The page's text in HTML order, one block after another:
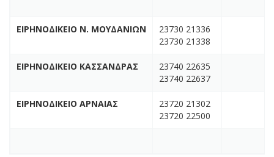
ΕΙΡΗΝΟΔΙΚΕΙΟ Ν. ΜΟΥΔΑΝΙΩΝ
23730 21336
23730 21338
ΕΙΡΗΝΟΔΙΚΕΙΟ ΚΑΣΣΑΝΔΡΑΣ
23740 22635
23740 22637
ΕΙΡΗΝΟΔΙΚΕΙΟ ΑΡΝΑΙΑΣ
23720 21302
23720 22500